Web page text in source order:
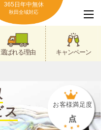
365日年中無休
秋田全域対応
選ばれる理由 キャンペーン
ス
お客様満足度
点